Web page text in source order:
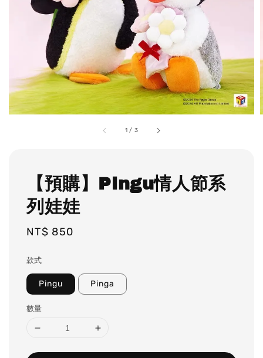
1 / 3
【預購】Pingu情人節系
列娃娃
Regular
NT$ 850
款式
Pingu Pinga
數量